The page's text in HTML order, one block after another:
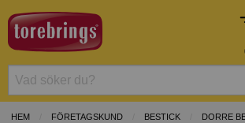
HEM FÖRETAGSKUND BESTICK
DORRE